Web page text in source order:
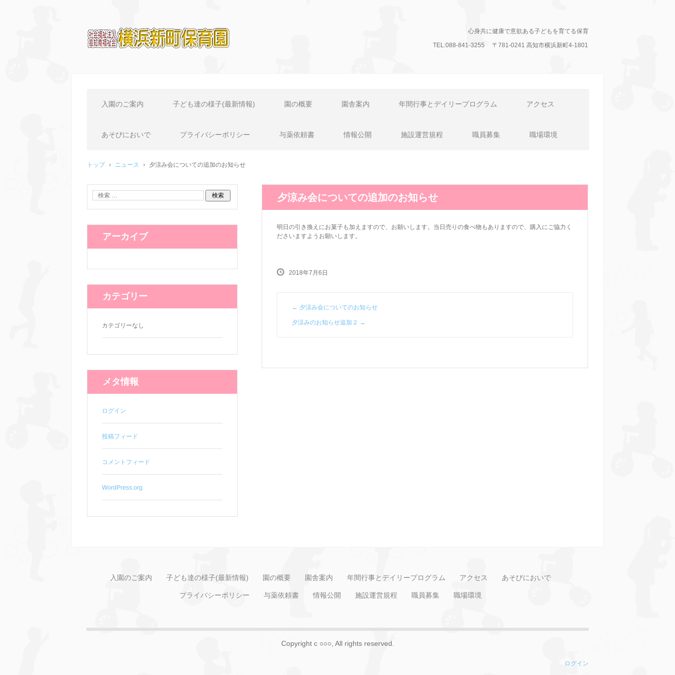
心身共に健康で意欲ある子どもを育てる保育
TEL:088-841-3255
〒781-0241 高知市横浜新町4-1801
入園のご案内 子ども達の様子(最新情報) 園の概要 園舎案内 年間行事とデイリープログラム アクセス
あそびにおいで プライバシーポリシー 与薬依頼書 情報公開 施設運営規程 職員募集 職場環境
トップ › ニュース › 夕涼み会についての追加のお知らせ
夕涼み会についての追加のお知らせ
明日の引き換えにお菓子も加えますので、お願いします。当日売りの食べ物もありますので、購入にご協力く
ださいますようお願いします。
2018年7月6日
← 夕涼み会についてのお知らせ
夕涼みのお知らせ追加２ →
アーカイブ
カテゴリー
カテゴリーなし
メタ情報
ログイン
投稿フィード
コメントフィード
WordPress.org
入園のご案内 子ども達の様子(最新情報) 園の概要 園舎案内 年間行事とデイリープログラム アクセス あそびにおいで
プライバシーポリシー 与薬依頼書 情報公開 施設運営規程 職員募集 職場環境
Copyright c ○○○, All rights reserved.
ログイン